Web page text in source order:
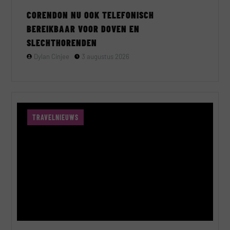
CORENDON NU OOK TELEFONISCH
BEREIKBAAR VOOR DOVEN EN
SLECHTHORENDEN
Dylan Cinjee 3 augustus 2026
TRAVELNIEUWS